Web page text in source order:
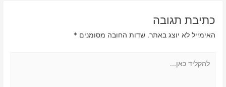
כתיבת תגובה
האימייל לא יוצג באתר. שדות החובה מסומנים *